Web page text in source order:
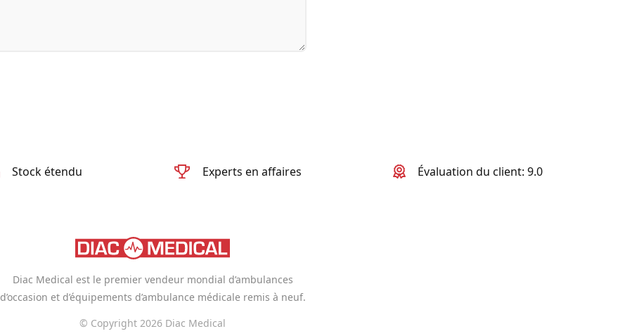
Stock étendu Experts en affaires Évaluation du client: 9.0
Diac Medical est le premier vendeur mondial d’ambulances
d’occasion et d’équipements d’ambulance médicale remis à neuf.
© Copyright 2026 Diac Medical